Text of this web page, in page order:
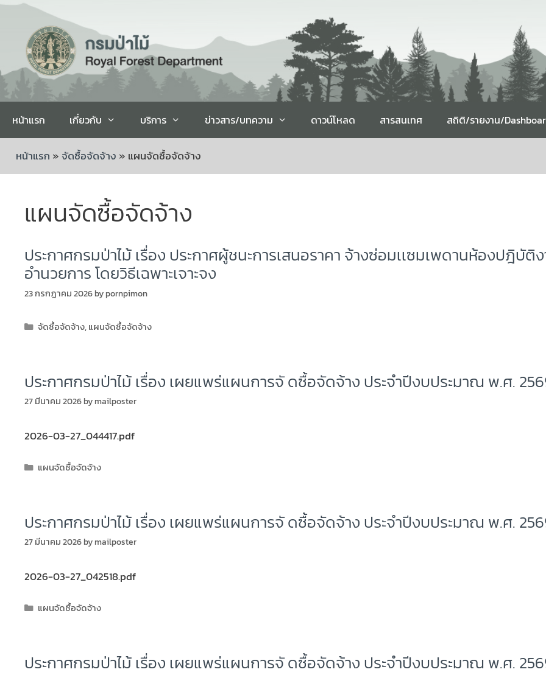
หน้าแรก เกี่ยวกับ บริการ ข่าวสาร/บทความ ดาวน์โหลด สารสนเทศ สถิติ/รายงาน/
หน้าแรก »จัดซื้อจัดจ้าง » แผนจัดซื้อจัดจ้าง
แผนจัดซื้อจัดจ้าง
ประกาศกรมป่าไม้ เรื่อง ประกาศผู้ชนะการเสนอราคา จ้างซ่อมเเซมเพดานห้องปฎิบั
อำนวยการ โดยวิธีเฉพาะเจาะจง
23 กรกฎาคม 2026bypornpimon
จัดซื้อจัดจ้าง,แผนจัดซื้อจัดจ้าง
ประกาศกรมป่าไม้ เรื่อง เผยแพร่แผนการจั ดซื้อจัดจ้าง ประจำปีงบประมาณ พ.ศ.
27 มีนาคม 2026bymailposter
2026-03-27_044417.pdf
แผนจัดซื้อจัดจ้าง
ประกาศกรมป่าไม้ เรื่อง เผยแพร่แผนการจั ดซื้อจัดจ้าง ประจำปีงบประมาณ พ.ศ.
27 มีนาคม 2026bymailposter
2026-03-27_042518.pdf
แผนจัดซื้อจัดจ้าง
ประกาศกรมป่าไม้ เรื่อง เผยแพร่แผนการจั ดซื้อจัดจ้าง ประจำปีงบประมาณ พ.ศ.